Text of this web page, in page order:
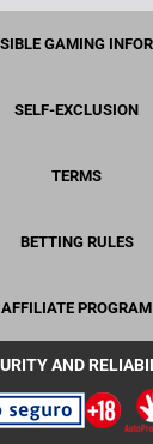
GAMING
SELF-EXCLUSION
TERMS
BETTING RULES
AFFILIATE PROGRAM
AND